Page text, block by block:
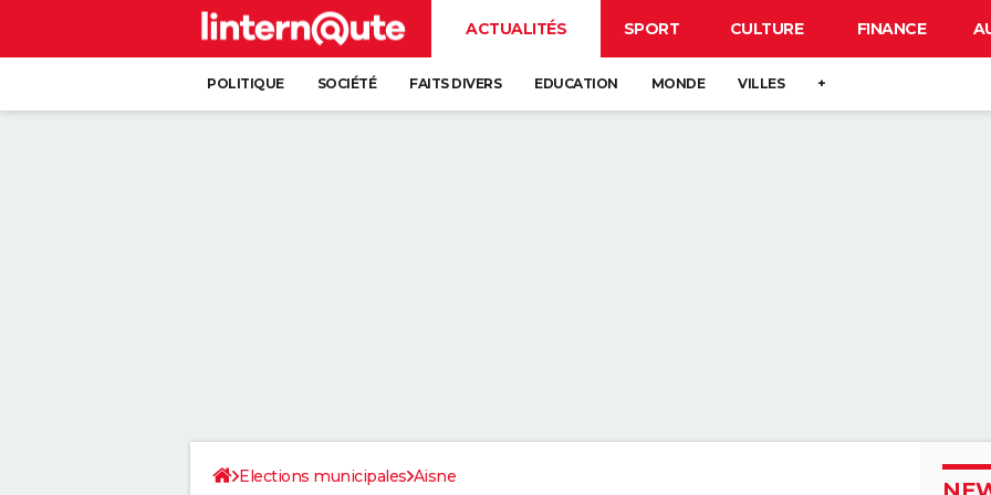
ACTUALITÉS SPORT CULTURE FINANCE
POLITIQUE SOCIÉTÉ FAITS DIVERS EDUCATION MONDE VILLES +
Elections municipales Aisne